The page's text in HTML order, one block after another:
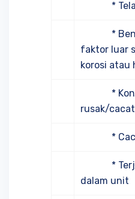
* Telah
*
faktor luar
korosi atau
* Kondisi
rusak/cacat
* Cacat
* Terjadi
dalam unit